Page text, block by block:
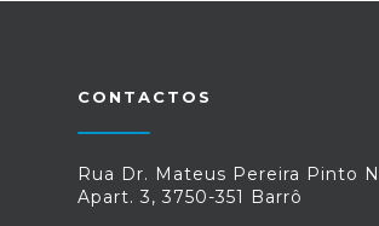
CONTACTOS
Rua Dr. Mateus Pereira Pinto
Apart. 3, 3750-351 Barrô